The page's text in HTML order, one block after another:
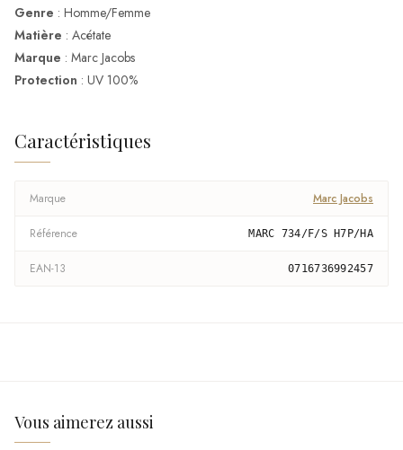
Genre : Homme/Femme
Matière : Acétate
Marque : Marc Jacobs
Protection : UV 100%
Caractéristiques
Marque Marc Jacobs
Référence MARC 734/F/S H7P/HA
EAN-13 0716736992457
Vous aimerez aussi